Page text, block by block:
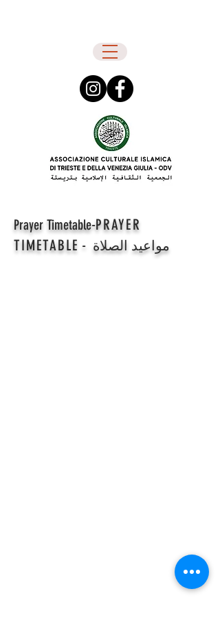
Prayer Timetable-PRAYER
TIMETABLE - مواعيد الصلاة